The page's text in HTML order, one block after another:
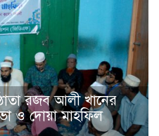
রজব আলী খানের
ও দোয়া মাহফিল